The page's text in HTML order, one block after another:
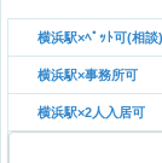
横浜駅×ﾍﾟｯﾄ可(相談)
横浜駅×事務所可
横浜駅×2人入居可